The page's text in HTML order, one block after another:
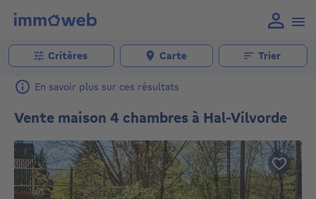
Critères Carte Trier
En savoir plus sur ces résultats
Vente maison 4 chambres à Hal-Vilvorde